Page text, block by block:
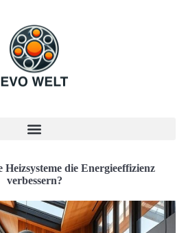
die Energieeffizienz
verbessern?